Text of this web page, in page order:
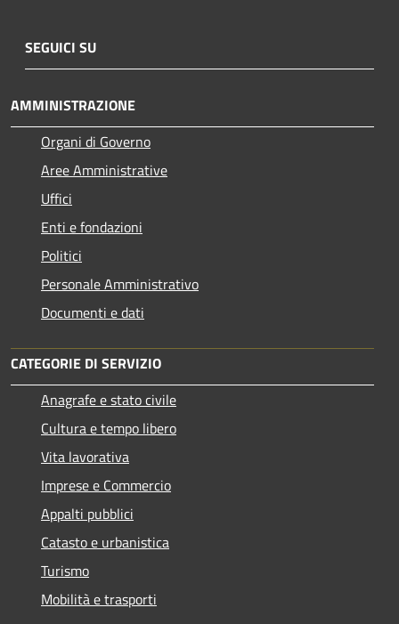
SEGUICI SU
AMMINISTRAZIONE
Organi di Governo
Aree Amministrative
Uffici
Enti e fondazioni
Politici
Personale Amministrativo
Documenti e dati
CATEGORIE DI SERVIZIO
Anagrafe e stato civile
Cultura e tempo libero
Vita lavorativa
Imprese e Commercio
Appalti pubblici
Catasto e urbanistica
Turismo
Mobilità e trasporti